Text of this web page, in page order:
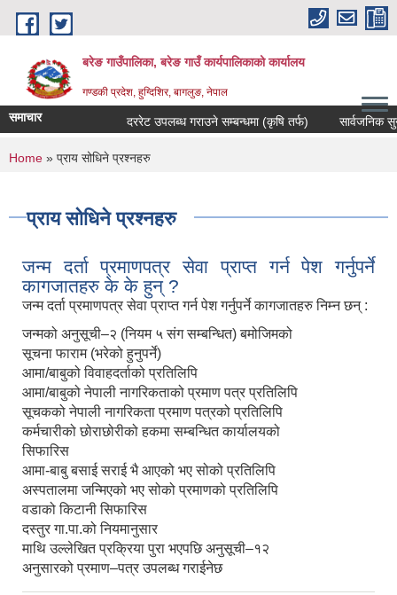
Skip to main content
बरेङ गाउँपालिका, बरेङ गाउँ कार्यपालिकाको कार्यालय
गण्डकी प्रदेश, हुग्दिशिर, बागलुङ, नेपाल
समाचार दररेट उपलब्ध गराउने सम्बन्धमा (कृषि तर्फ) सार्वजनिक
You are here
Home » प्राय सोधिने प्रश्नहरु
प्राय सोधिने प्रश्नहरु
जन्म दर्ता प्रमाणपत्र सेवा प्राप्त गर्न पेश गर्नुपर्ने
कागजातहरु के के हुन् ?
जन्म दर्ता प्रमाणपत्र सेवा प्राप्त गर्न पेश गर्नुपर्ने कागजातहरु निम्न छन् :
जन्मको अनुसूची–२ (नियम ५ संग सम्बन्धित) बमोजिमको
सूचना फाराम (भरेको हुनुपर्ने)
आमा/बाबुको विवाहदर्ताको प्रतिलिपि
आमा/बाबुको नेपाली नागरिकताको प्रमाण पत्र प्रतिलिपि
सूचकको नेपाली नागरिकता प्रमाण पत्रको प्रतिलिपि
कर्मचारीको छोराछोरीको हकमा सम्बन्धित कार्यालयको
सिफारिस
आमा-बाबु बसाई सराई भै आएको भए सोको प्रतिलिपि
अस्पतालमा जन्मिएको भए सोको प्रमाणको प्रतिलिपि
वडाको किटानी सिफारिस
दस्तुर गा.पा.को नियमानुसार
माथि उल्लेखित प्रक्रिया पुरा भएपछि अनुसूची–१२
अनुसारको प्रमाण–पत्र उपलब्ध गराईनेछ